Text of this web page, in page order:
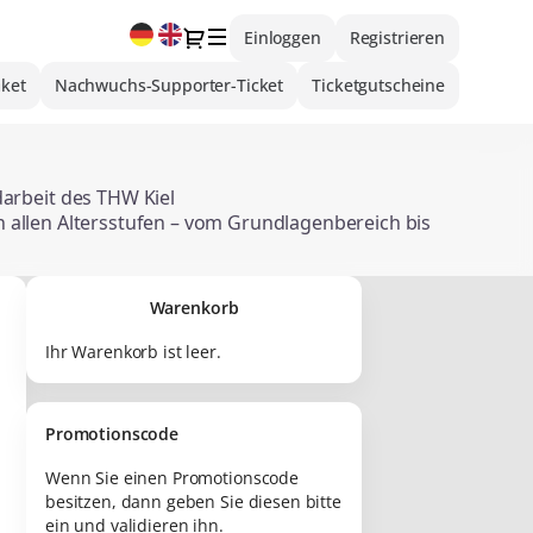
Aktuelle
Dialog
Einloggen Registrieren
Nachwuchs-Supporter-Ticket Ticketgutscheine
des THW Kiel
allen Altersstufen – vom Grundlagenbereich bis
ausgebildet und in ihrer sportlichen sowie
diese kontinuierliche Arbeit gezielt zu
besucht werden können oder nicht,
Nachwuchsbereichs.
Spiel
in Trainings‑ und Betreuerarbeit sowie in
langfristig zu sichern und
Kiel.
Eintritt in die MERKUR Ostseehalle.
Warenkorb
Ihr Warenkorb ist leer.
Promotionscode
Wenn Sie einen Promotionscode
besitzen, dann geben Sie diesen bitte
ein und validieren ihn.